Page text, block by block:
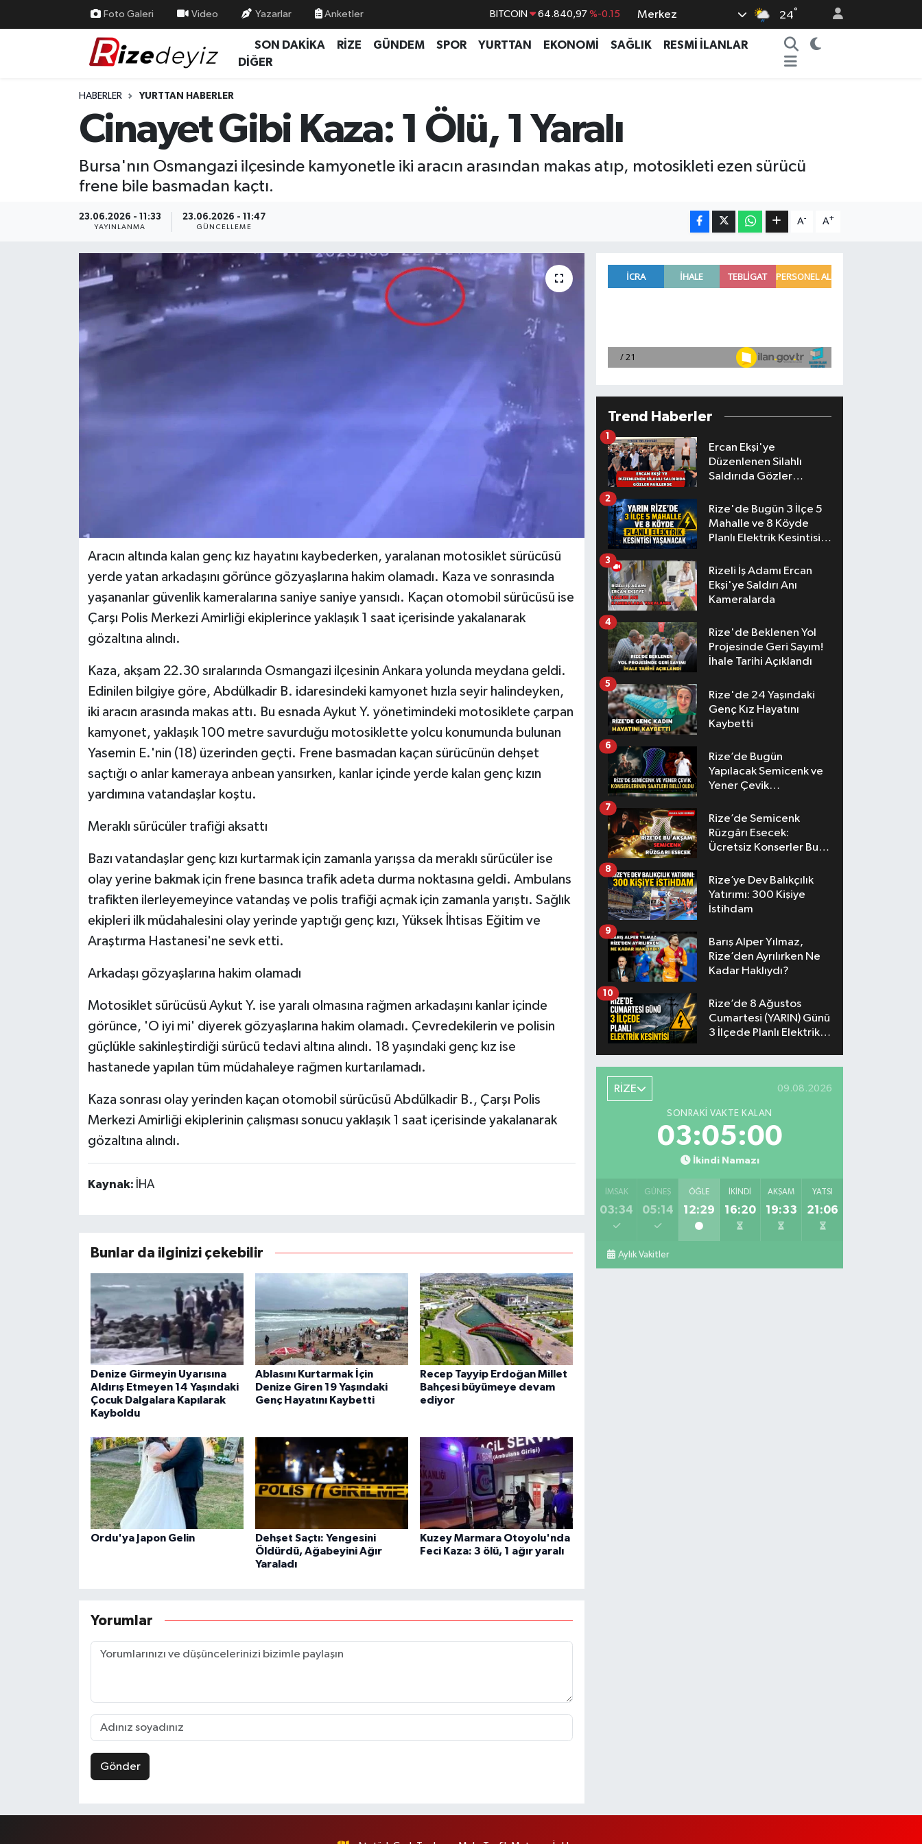
Foto Galeri Video Yazarlar Anketler BITCOIN 64.840,97 %-0.15
DOLAR 47,7436 %0.18
GRAM ALTIN %0
BİST100 13.779 %-14
Merkez 24°
SON DAKİKA RİZE GÜNDEM SPOR YURTTAN EKONOMİ SAĞLIK
RESMİ İLANLAR
DİĞER
HABERLER YURTTAN HABERLER
Cinayet Gibi Kaza: 1 Ölü, 1 Yaralı
Bursa'nın Osmangazi ilçesinde kamyonetle iki aracın arasından makas atıp, motosikleti ezen sürücü
frene bile basmadan kaçtı.
23.06.2026 - 11:33
YAYINLANMA
23.06.2026 - 11:47
GÜNCELLEME
A- A+
Aracın altında kalan genç kız hayatını kaybederken, yaralanan motosiklet sürücüsü
yerde yatan arkadaşını görünce gözyaşlarına hakim olamadı. Kaza ve sonrasında
yaşananlar güvenlik kameralarına saniye saniye yansıdı. Kaçan otomobil sürücüsü ise
Çarşı Polis Merkezi Amirliği ekiplerince yaklaşık 1 saat içerisinde yakalanarak
gözaltına alındı.
Kaza, akşam 22.30 sıralarında Osmangazi ilçesinin Ankara yolunda meydana geldi.
Edinilen bilgiye göre, Abdülkadir B. idaresindeki kamyonet hızla seyir halindeyken,
iki aracın arasında makas attı. Bu esnada Aykut Y. yönetimindeki motosiklete çarpan
kamyonet, yaklaşık 100 metre savurduğu motosiklette yolcu konumunda bulunan
Yasemin E.'nin (18) üzerinden geçti. Frene basmadan kaçan sürücünün dehşet
saçtığı o anlar kameraya anbean yansırken, kanlar içinde yerde kalan genç kızın
yardımına vatandaşlar koştu.
Meraklı sürücüler trafiği aksattı
Bazı vatandaşlar genç kızı kurtarmak için zamanla yarışsa da meraklı sürücüler ise
olay yerine bakmak için frene basınca trafik adeta durma noktasına geldi. Ambulans
trafikten ilerleyemeyince vatandaş ve polis trafiği açmak için zamanla yarıştı. Sağlık
ekipleri ilk müdahalesini olay yerinde yaptığı genç kızı, Yüksek İhtisas Eğitim ve
Araştırma Hastanesi'ne sevk etti.
Arkadaşı gözyaşlarına hakim olamadı
Motosiklet sürücüsü Aykut Y. ise yaralı olmasına rağmen arkadaşını kanlar içinde
görünce, 'O iyi mi' diyerek gözyaşlarına hakim olamadı. Çevredekilerin ve polisin
güçlükle sakinleştirdiği sürücü tedavi altına alındı. 18 yaşındaki genç kız ise
hastanede yapılan tüm müdahaleye rağmen kurtarılamadı.
Kaza sonrası olay yerinden kaçan otomobil sürücüsü Abdülkadir B., Çarşı Polis
Merkezi Amirliği ekiplerinin çalışması sonucu yaklaşık 1 saat içerisinde yakalanarak
gözaltına alındı.
Kaynak: İHA
Bunlar da ilginizi çekebilir
Denize Girmeyin Uyarısına
Aldırış Etmeyen 14 Yaşındaki
Çocuk Dalgalara Kapılarak
Kayboldu
Ablasını Kurtarmak İçin
Denize Giren 19 Yaşındaki
Genç Hayatını Kaybetti
Recep Tayyip Erdoğan Millet
Bahçesi büyümeye devam
ediyor
Ordu'ya Japon Gelin
Dehşet Saçtı: Yengesini
Öldürdü, Ağabeyini Ağır
Yaraladı
Kuzey Marmara Otoyolu'nda
Feci Kaza: 3 ölü, 1 ağır yaralı
Yorumlar
Gönder
Trend Haberler
Ercan Ekşi'ye
Düzenlenen Silahlı
Saldırıda Gözler
1
Rize'de Bugün 3 İlçe 5
Mahalle ve 8 Köyde
Planlı Elektrik Kesintisi
2
Rizeli İş Adamı Ercan
Ekşi'ye Saldırı Anı
Kameralarda
3
Rize'de Beklenen Yol
Projesinde Geri Sayım!
İhale Tarihi Açıklandı
4
Rize'de 24 Yaşındaki
Genç Kız Hayatını
Kaybetti
5
Rize’de Bugün
Yapılacak Semicenk ve
Yener Çevik
Belli Oldu
6
Rize’de Semicenk
Rüzgârı Esecek:
Ücretsiz Konserler Bu
7
Rize’ye Dev Balıkçılık
Yatırımı: 300 Kişiye
İstihdam
8
Barış Alper Yılmaz,
Rize’den Ayrılırken Ne
Kadar Haklıydı?
9
Rize’de 8 Ağustos
Cumartesi (YARIN) Günü
3 İlçede Planlı Elektrik
10
RİZE 09.08.2026
SONRAKI VAKTE KALAN
03:04:59
İkindi Namazı
İMSAK
03:34
GÜNEŞ
05:14
ÖĞLE
12:29
İKINDI
16:20
AKŞAM
19:33
YATSI
21:06
Aylık Vakitler
Yurttan Haberler
Teknoloji
Rize Nöbetçi Eczaneler
Rize Trafik Yoğunluk Haritası
Tüm Manşetler
Son Dakika Haberleri